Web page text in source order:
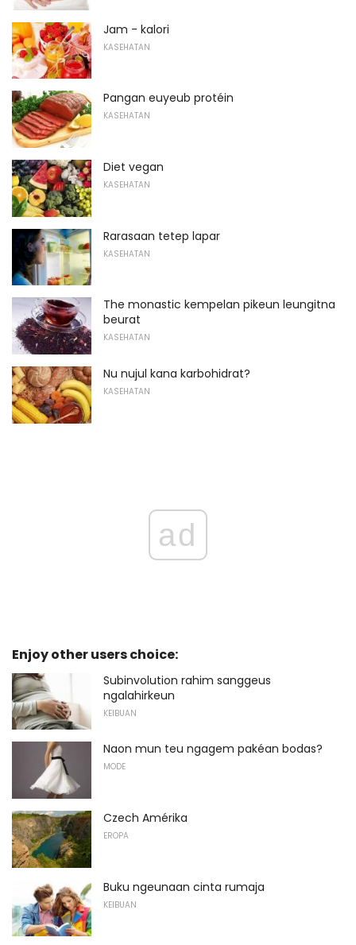
Jam - kalori
KASEHATAN
Pangan euyeub protéin
KASEHATAN
Diet vegan
KASEHATAN
Rarasaan tetep lapar
KASEHATAN
The monastic kempelan pikeun leungitna
beurat
KASEHATAN
Nu nujul kana karbohidrat?
KASEHATAN
ad
Enjoy other users choice:
Subinvolution rahim sanggeus
ngalahirkeun
KEIBUAN
Naon mun teu ngagem pakéan bodas?
MODE
Czech Amérika
EROPA
Buku ngeunaan cinta rumaja
KEIBUAN